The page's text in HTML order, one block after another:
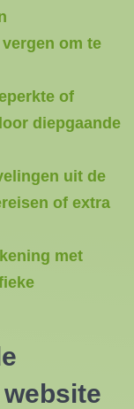
om te
of
diepgaande
uit de
of extra
met
website